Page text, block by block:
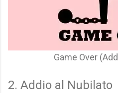
Game Over
2. Addio al Nubilato